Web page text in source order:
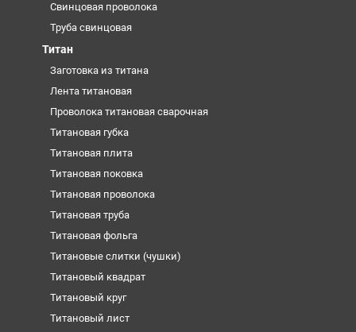
Свинцовая проволока
Труба свинцовая
Титан
Заготовка из титана
Лента титановая
Проволока титановая сварочная
Титановая губка
Титановая плита
Титановая поковка
Титановая проволока
Титановая труба
Титановая фольга
Титановые слитки (чушки)
Титановый квадрат
Титановый круг
Титановый лист